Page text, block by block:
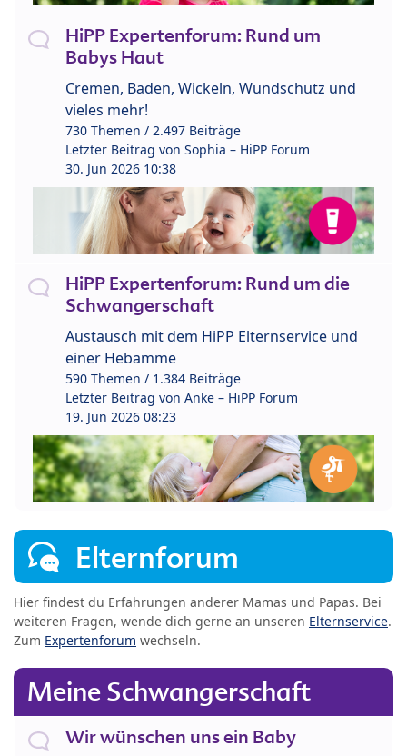
HiPP Expertenforum: Rund um
Babys Haut
Cremen, Baden, Wickeln, Wundschutz und
vieles mehr!
730 Themen / 2.497 Beiträge
Letzter Beitrag von Sophia – HiPP Forum
30. Jun 2026 10:38
HiPP Expertenforum: Rund um die
Schwangerschaft
Austausch mit dem HiPP Elternservice und
einer Hebamme
590 Themen / 1.384 Beiträge
Letzter Beitrag von Anke – HiPP Forum
19. Jun 2026 08:23
Elternforum
Hier findest du Erfahrungen anderer Mamas und Papas. Bei
weiteren Fragen, wende dich gerne an unseren Elternservice.
Zum Expertenforum wechseln.
Meine Schwangerschaft
Wir wünschen uns ein Baby